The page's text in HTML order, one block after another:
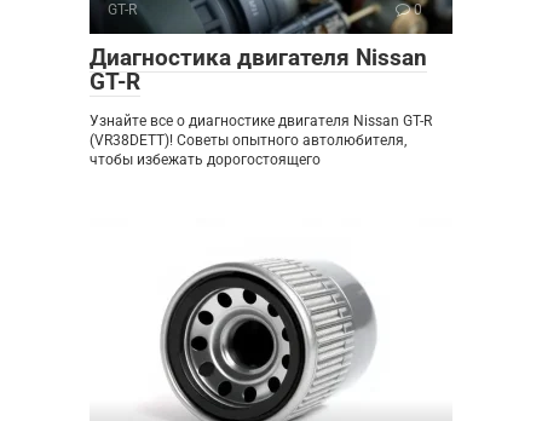
GT-R 0
Диагностика двигателя Nissan
GT-R
Узнайте все о диагностике двигателя Nissan GT-R
(VR38DETT)! Советы опытного автолюбителя,
чтобы избежать дорогостоящего